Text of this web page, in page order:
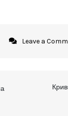
Leave a